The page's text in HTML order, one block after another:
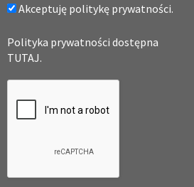
Akceptuję politykę prywatności.
Polityka prywatności dostępna
TUTAJ.